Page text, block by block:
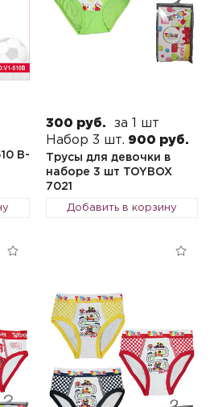
B-
300 руб.
за 1 шт
Набор 3 шт. 900 руб.
Трусы для девочки в
наборе 3 шт TOYBOX
7021
Добавить в корзину